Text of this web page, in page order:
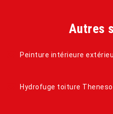
Autres
Peinture intérieure
Hydrofuge toiture Thenesol